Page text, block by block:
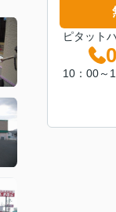
ピタット
10：00